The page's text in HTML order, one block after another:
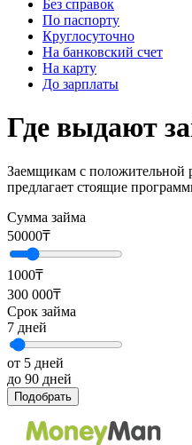
Без справок
По паспорту
Круглосуточно
На банковский счет
На карту
До зарплаты
Где выдают
Заемщикам с положительной
предлагает стоящие
Сумма займа
50000₸
1000₸
300 000₸
Срок займа
7 дней
от 5 дней
до 90 дней
Подобрать